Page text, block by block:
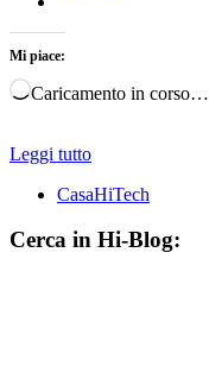
Mi piace:
Caricamento in corso…
Leggi tutto
CasaHiTech
Cerca in Hi-Blog: